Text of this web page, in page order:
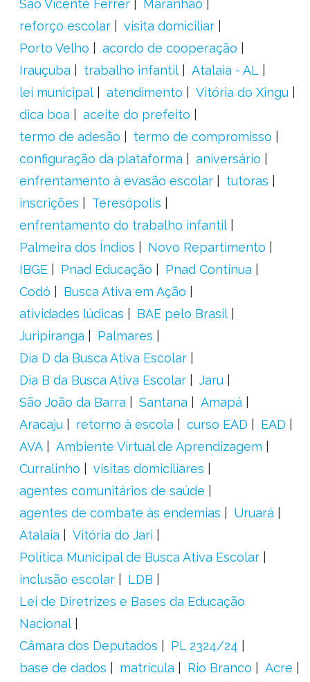
São Vicente Férrer
Maranhão
reforço escolar
visita domiciliar
Porto Velho
acordo de cooperação
Irauçuba
trabalho infantil
Atalaia - AL
lei municipal
atendimento
Vitória do Xingu
dica boa
aceite do prefeito
termo de adesão
termo de compromisso
configuração da plataforma
aniversário
enfrentamento à evasão escolar
tutoras
inscrições
Teresópolis
enfrentamento do trabalho infantil
Palmeira dos Índios
Novo Repartimento
IBGE
Pnad Educação
Pnad Contínua
Codó
Busca Ativa em Ação
atividades lúdicas
BAE pelo Brasil
Juripiranga
Palmares
Dia D da Busca Ativa Escolar
Dia B da Busca Ativa Escolar
Jaru
São João da Barra
Santana
Amapá
Aracaju
retorno à escola curso EAD
EAD
AVA
Ambiente Virtual de Aprendizagem
Curralinho
visitas domiciliares
agentes comunitários de saúde
agentes de combate às endemias
Uruará
Atalaia
Vitória do Jari
Política Municipal de Busca Ativa Escolar
inclusão escolar
LDB
Lei de Diretrizes e Bases da Educação
Nacional
Câmara dos Deputados
PL 2324/24
base de dados
matrícula Rio Branco
Acre